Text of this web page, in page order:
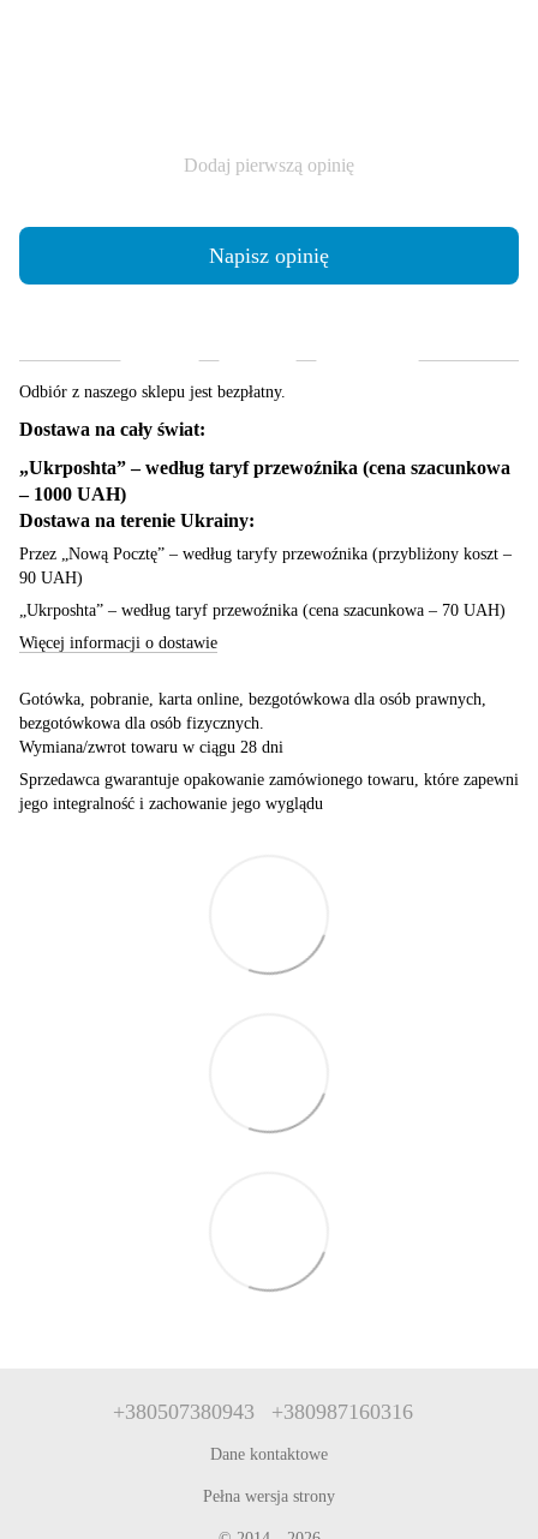
Dodaj pierwszą opinię
Napisz opinię
Odbiór z naszego sklepu jest bezpłatny.
Dostawa na cały świat:
„Ukrposhta” – według taryf przewoźnika (cena szacunkowa
– 1000 UAH)
Dostawa na terenie Ukrainy:
Przez „Nową Pocztę” – według taryfy przewoźnika (przybliżony koszt –
90 UAH)
„Ukrposhta” – według taryf przewoźnika (cena szacunkowa – 70 UAH)
Więcej informacji o dostawie
Gotówka, pobranie, karta online, bezgotówkowa dla osób prawnych,
bezgotówkowa dla osób fizycznych.
Wymiana/zwrot towaru w ciągu 28 dni
Sprzedawca gwarantuje opakowanie zamówionego towaru, które zapewni
jego integralność i zachowanie jego wyglądu
+380507380943 +380987160316
Dane kontaktowe
Pełna wersja strony